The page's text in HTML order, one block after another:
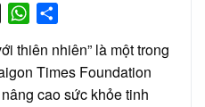
WhatsApp
thiên nhiên” là một trong
Times Foundation
cao sức khỏe tinh